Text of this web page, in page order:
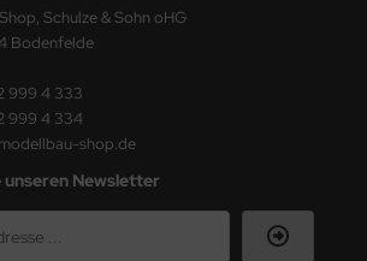
Schulze & Sohn oHG
Bodenfelde
999 4 333
999 4 334
shop.de
unseren Newsletter